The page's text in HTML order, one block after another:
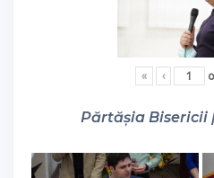
« ‹
Părtășia Bisericii